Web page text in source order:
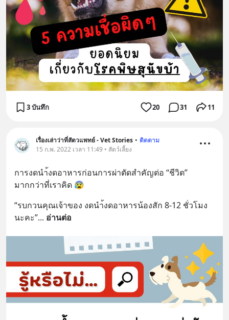
3 บันทึก 20 31 11
เรื่องเล่าว่าที่สัตวแพทย์ - Vet Stories • ติดตาม
15 ก.พ. 2022 เวลา 11:49 • สัตว์เลี้ยง
การงดนำ้งดอาหารก่อนการผ่าตัดสำคัญต่อ “ชีวิต”
มากกว่าที่เราคิด 😰
“รบกวนคุณเจ้าของ งดนำ้งดอาหารน้องสัก 8-12 ชั่วโมง
นะคะ”... อ่านต่อ